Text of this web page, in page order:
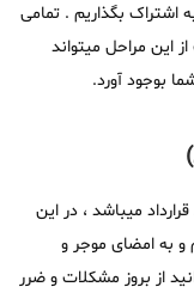
اشتراک بگذاریم . تمامی
این مراحل میتواند
بوجود آورد.
میباشد ، در این
و به امضای موجر و
از بروز مشکلات و ضرر